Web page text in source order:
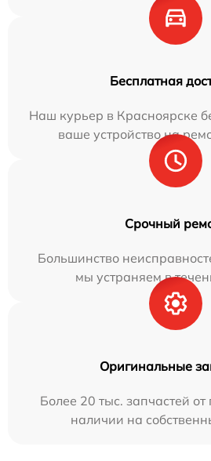
Бесплатная
Наш курьер в Красноярске
ваше устройство на
Срочный
Большинство
мы устраняем в
Оригинальные
Более 20 тыс. запчастей от
наличии на